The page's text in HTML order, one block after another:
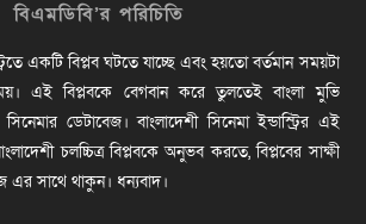
বিএমডিবি’র পরিচিতি
একটি বিপ্লব ঘটতে যাচ্ছে এবং হয়তো বর্তমান সময়টা
এই বিপ্লবকে বেগবান করে তুলতেই বাংলা মুভি
ডেটাবেজ। বাংলাদেশী সিনেমা ইন্ডাস্ট্রির এই
চলচ্চিত্র বিপ্লবকে অনুভব করতে, বিপ্লবের সাক্ষী
এর সাথে থাকুন। ধন্যবাদ।